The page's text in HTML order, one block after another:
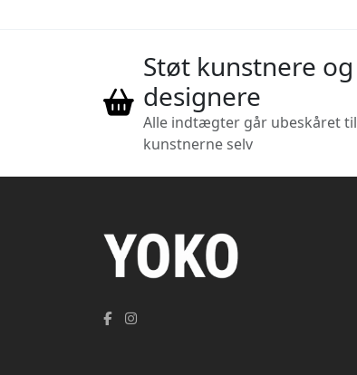
Støt kunstnere og
designere
Alle indtægter går ubeskåret til
kunstnerne selv